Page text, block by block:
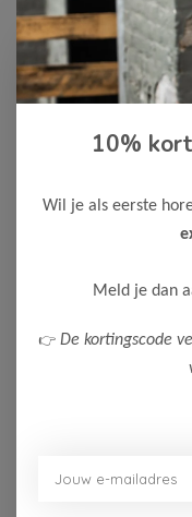
Koko Noko -
12,50 24,99
Kleur: Sand /
Maak een keuze:
10%
Wil je als eerste
Meld je dan
👉 De kortingscode